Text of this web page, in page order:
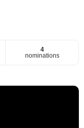
4
nominations